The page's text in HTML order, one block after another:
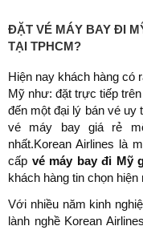
ĐẶT VÉ MÁY BAY ĐI
TẠI TPHCM?
Hiện nay khách hàng có
Mỹ như: đặt trực tiếp
đến một đại lý bán vé
vé máy bay giá rẻ
nhất.Korean Airlines là
cấp vé máy bay đi Mỹ
khách hàng tin chọn
Với nhiều năm kinh
lành nghề Korean